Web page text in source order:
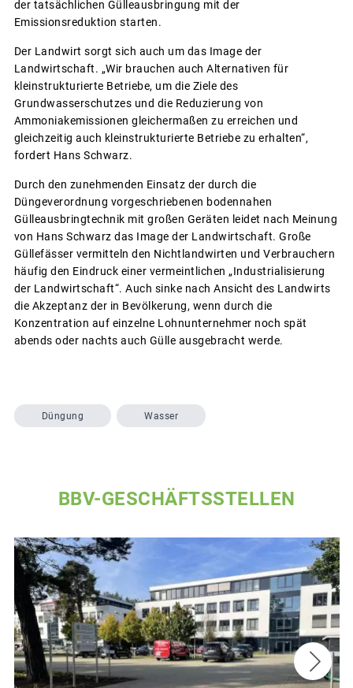
der tatsächlichen Gülleausbringung mit der
Emissionsreduktion starten.
Der Landwirt sorgt sich auch um das Image der
Landwirtschaft. „Wir brauchen auch Alternativen für
kleinstrukturierte Betriebe, um die Ziele des
Grundwasserschutzes und die Reduzierung von
Ammoniakemissionen gleichermaßen zu erreichen und
gleichzeitig auch kleinstrukturierte Betriebe zu erhalten“,
fordert Hans Schwarz.
Durch den zunehmenden Einsatz der durch die
Düngeverordnung vorgeschriebenen bodennahen
Gülleausbringtechnik mit großen Geräten leidet nach Meinung
von Hans Schwarz das Image der Landwirtschaft. Große
Güllefässer vermitteln den Nichtlandwirten und Verbrauchern
häufig den Eindruck einer vermeintlichen „Industrialisierung
der Landwirtschaft“. Auch sinke nach Ansicht des Landwirts
die Akzeptanz der in Bevölkerung, wenn durch die
Konzentration auf einzelne Lohnunternehmer noch spät
abends oder nachts auch Gülle ausgebracht werde.
Düngung Wasser
BBV-GESCHÄFTSSTELLEN